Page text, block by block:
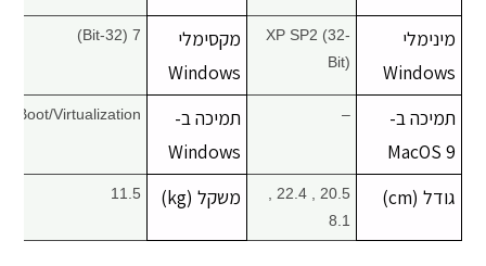
מינימלי
Windows
XP SP2 (32-
Bit)
מקסימלי
Windows
7 (32-Bit)
תמיכה ב-
MacOS 9
–
תמיכה ב-
Windows
Boot/Virtualization
גודל (cm)
8.1
משקל (kg) 11.5